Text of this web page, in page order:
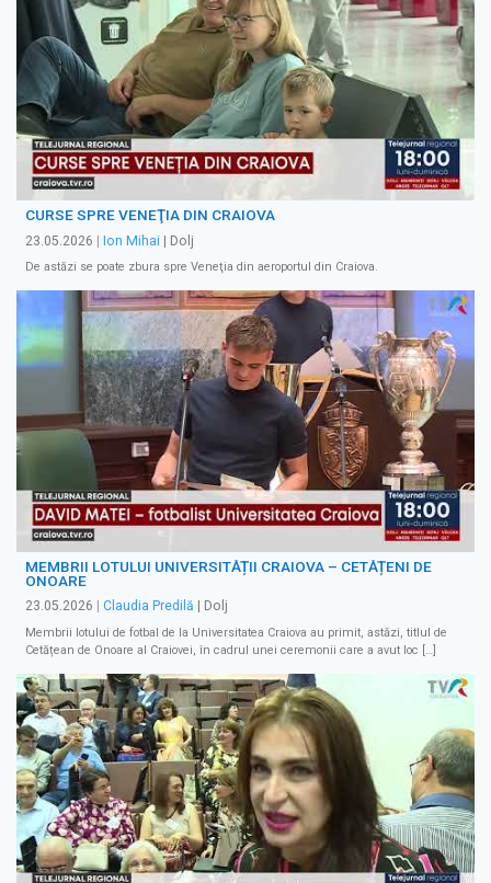
CURSE SPRE VENEŢIA DIN CRAIOVA
23.05.2026 | Ion Mihai | Dolj
De astăzi se poate zbura spre Veneţia din aeroportul din Craiova.
MEMBRII LOTULUI UNIVERSITĂȚII CRAIOVA – CETĂȚENI DE
ONOARE
23.05.2026 Claudia Predilă | Dolj
Membrii lotului de fotbal de la Universitatea Craiova au primit, astăzi, titlul de
Cetățean de Onoare al Craiovei, în cadrul unei ceremonii care a avut loc […]